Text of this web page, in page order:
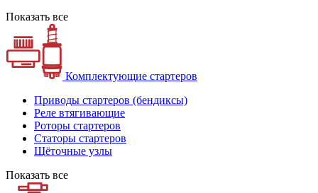
Показать все
Комплектующие стартеров
Приводы стартеров (бендиксы)
Реле втягивающие
Роторы стартеров
Статоры стартеров
Щёточные узлы
Показать все